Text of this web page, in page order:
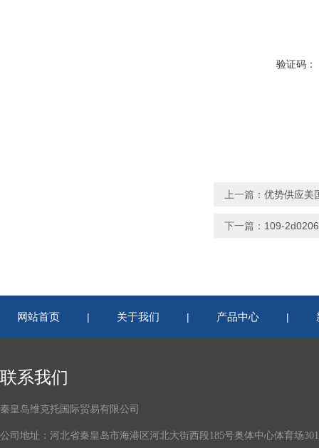
验证码：
上一篇： 优势供应美
下一篇： 109-
网站首页 | 关于我们 | 产品中心 |
联系我们
秦皇岛维克托国际贸易有限公司
公司地址：河北省秦皇岛市海港区河北大街西段185号奥体中心体育场